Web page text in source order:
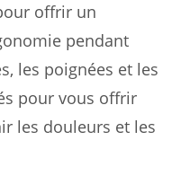
offrir un
pendant
les poignées et les
pour vous offrir
les douleurs et les